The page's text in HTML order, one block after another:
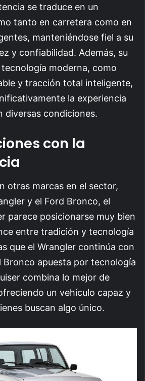
se traduce en un
tanto en carretera como en
manteniéndose fiel a su
y confiabilidad. Además, su
moderna, como
y tracción total inteligente,
la experiencia
diversas condiciones.
con la
otras marcas en el sector,
y el Ford Bronco, el
parece posicionarse muy bien
entre tradición y tecnología
que el Wrangler continúa con
Bronco apuesta por tecnología
combina lo mejor de
un vehículo capaz y
buscan algo único.